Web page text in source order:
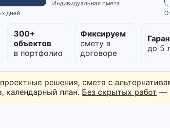
х дней
Индивидуальная смета
300+
объектов
в портфолио
Фиксируем
смету в
договоре
до 5
проектные решения, смета с
календарный план. Без скрытых работ —